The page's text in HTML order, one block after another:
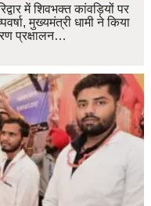
में शिवभक्त कांवड़ियों पर
मुख्यमंत्री धामी ने किया
प्रक्षालन…